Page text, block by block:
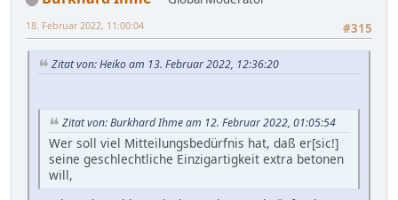
#315
18. Februar 2022, 11:00:04
Zitat von: Heiko am 13. Februar 2022, 12:36:20
Zitat von: Burkhard Ihme am 12. Februar 2022, 01:05:54
Wer soll viel Mitteilungsbedürfnis hat, daß er[sic!]
seine geschlechtliche Einzigartigkeit extra betonen
will,